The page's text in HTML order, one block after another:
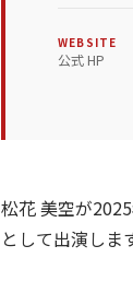
WEBSITE
公式 HP
松花 美空が
として出演しま